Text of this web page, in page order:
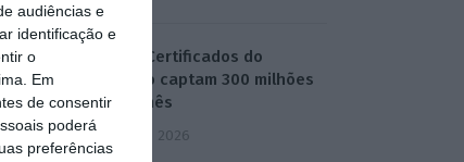
audiências e
identificação e
o
Em
de consentir
poderá
preferências
Novos Certificados do
Tesouro captam 300 milhões
no 1.º mês
5 Agosto 2026